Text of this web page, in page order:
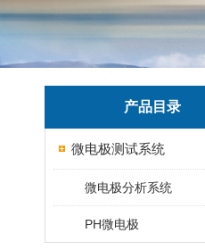
产品目录
微电极测试系统
微电极分析系统
PH微电极